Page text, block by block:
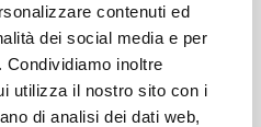
contenuti ed
dei social media e per
inoltre
utilizza il nostro sito con i
di analisi dei dati web,
come un dato
Perché la miseria ha
ha il volto di una
e anziani. Ha il volto
e di lavoro di tante